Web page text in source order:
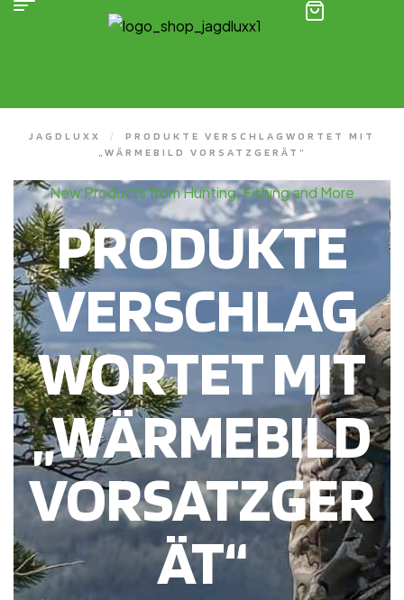
JAGDLUXX /
PRODUKTE VERSCHLAGWORTET MIT
„WÄRMEBILD VORSATZGERÄT“
New Products from Hunting, Fishing and More
PRODUKTE
VERSCHLAG
WORTET MIT
„WÄRMEBILD
VORSATZGER
ÄT“